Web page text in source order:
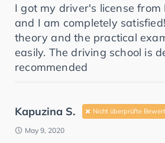
I got my driver's license from
and I am completely
theory and the practical
easily. The driving school is
recommended
Kapuzina S. Nicht überprüfte
May 9, 2020